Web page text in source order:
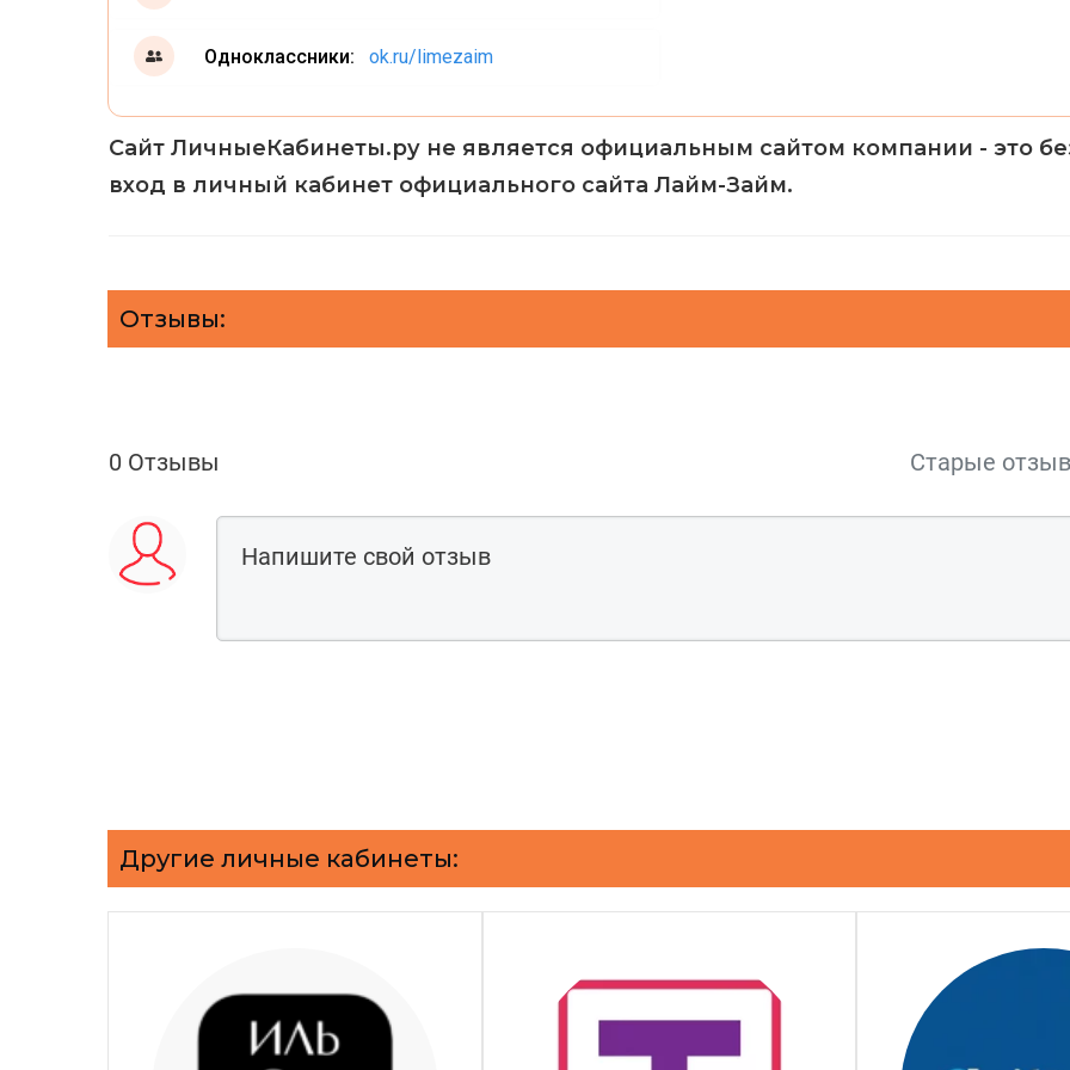
Одноклассники: ok.ru/limezaim
Сайт ЛичныеКабинеты.ру не является официальным сайтом компании - это
вход в личный кабинет официального сайта Лайм-Займ.
Отзывы:
0 Отзывы Старые
Другие личные кабинеты: